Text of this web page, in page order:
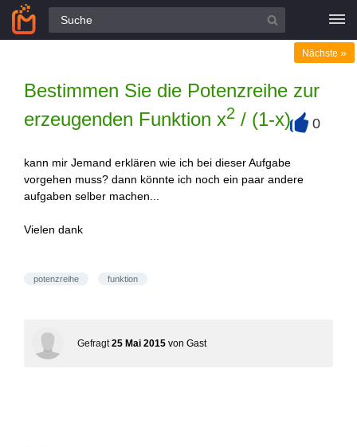
Alle Fragen
Bestimmen Sie die Potenzreihe zur
erzeugenden Funktion x2 / (1-x)
Nächste »
0
kann mir Jemand erklären wie ich bei dieser Aufgabe
vorgehen muss? dann könnte ich noch ein paar andere
aufgaben selber machen...
Vielen dank
potenzreihe funktion
Gefragt 25 Mai 2015 von Gast